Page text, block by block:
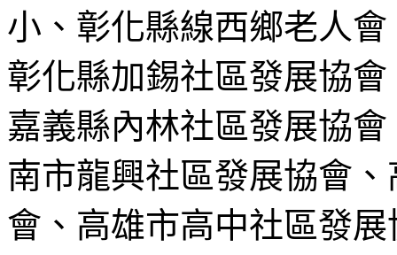
小、彰化縣線西鄉老人會
彰化縣加錫社區發展協會
嘉義縣內林社區發展協會
南市龍興社區發展協會、
會、高雄市高中社區發展